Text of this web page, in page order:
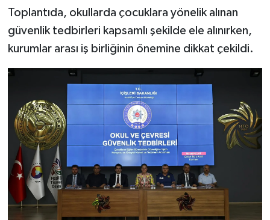
Toplantıda, okullarda çocuklara yönelik alınan
güvenlik tedbirleri kapsamlı şekilde ele alınırken,
kurumlar arası iş birliğinin önemine dikkat çekildi.